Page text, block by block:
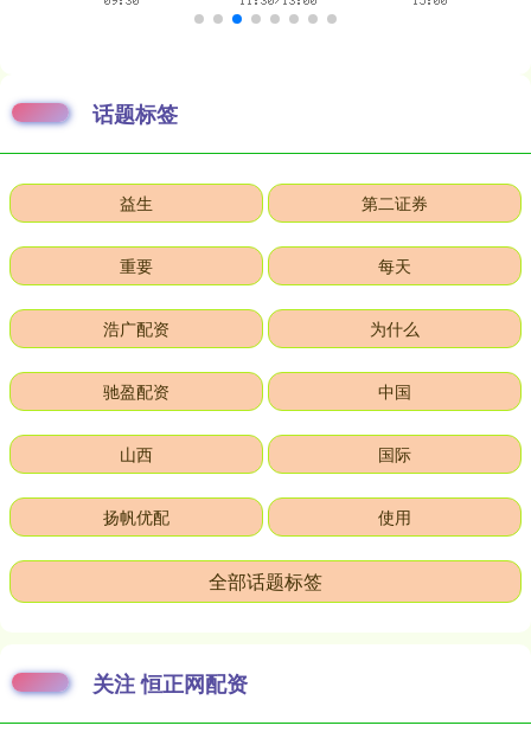
话题标签
益生 第二证券
重要 每天
浩广配资 为什么
驰盈配资 中国
山西 国际
扬帆优配 使用
全部话题标签
关注 恒正网配资